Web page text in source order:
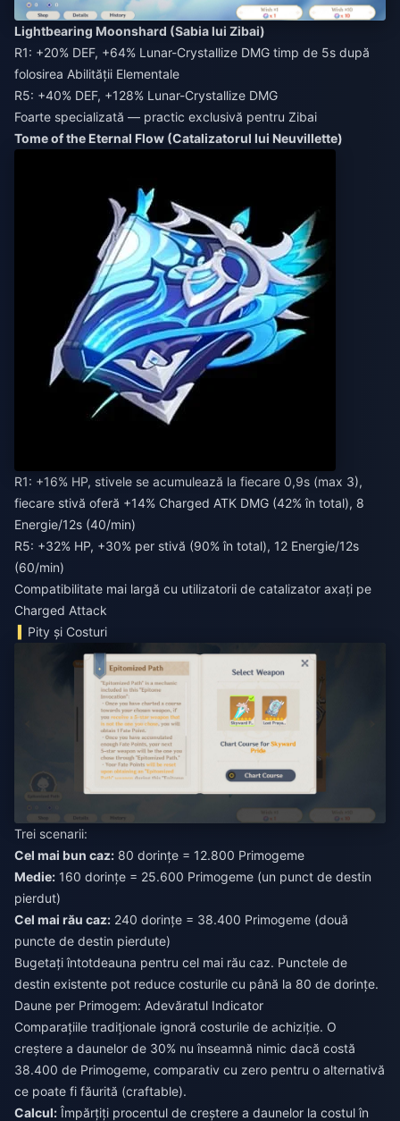
Lightbearing Moonshard (Sabia lui Zibai)
R1: +20% DEF, +64% Lunar-Crystallize DMG timp de 5s după
folosirea Abilității Elementale
R5: +40% DEF, +128% Lunar-Crystallize DMG
Foarte specializată — practic exclusivă pentru Zibai
Tome of the Eternal Flow (Catalizatorul lui Neuvillette)
R1: +16% HP, stivele se acumulează la fiecare 0,9s (max 3),
fiecare stivă oferă +14% Charged ATK DMG (42% în total), 8
Energie/12s (40/min)
R5: +32% HP, +30% per stivă (90% în total), 12 Energie/12s
(60/min)
Compatibilitate mai largă cu utilizatorii de catalizator axați pe
Charged Attack
Pity și Costuri
Trei scenarii:
Cel mai bun caz: 80 dorințe = 12.800 Primogeme
Medie: 160 dorințe = 25.600 Primogeme (un punct de destin
pierdut)
Cel mai rău caz: 240 dorințe = 38.400 Primogeme (două
puncte de destin pierdute)
Bugetați întotdeauna pentru cel mai rău caz. Punctele de
destin existente pot reduce costurile cu până la 80 de dorințe.
Daune per Primogem: Adevăratul Indicator
Comparațiile tradiționale ignoră costurile de achiziție. O
creștere a daunelor de 30% nu înseamnă nimic dacă costă
38.400 de Primogeme, comparativ cu zero pentru o alternativă
ce poate fi făurită (craftable).
Calcul: Împărțiți procentul de creștere a daunelor la costul în